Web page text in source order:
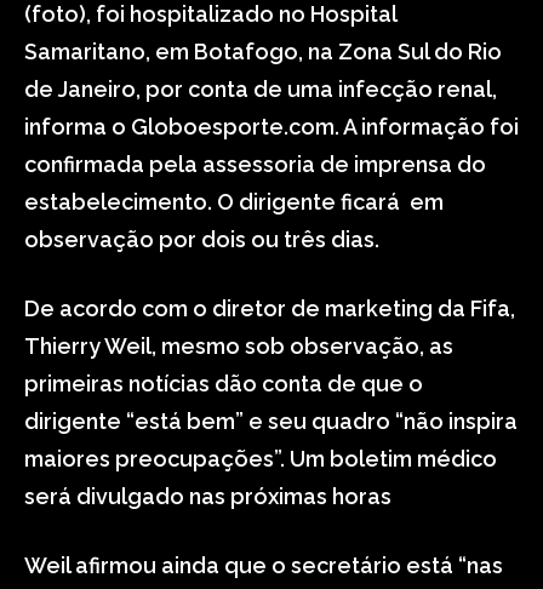
(foto), foi hospitalizado no Hospital
Samaritano, em Botafogo, na Zona Sul do Rio
de Janeiro, por conta de uma infecção renal,
informa o Globoesporte.com. A informação foi
confirmada pela assessoria de imprensa do
estabelecimento. O dirigente ficará em
observação por dois ou três dias.
De acordo com o diretor de marketing da Fifa,
Thierry Weil, mesmo sob observação, as
primeiras notícias dão conta de que o
dirigente “está bem” e seu quadro “não inspira
maiores preocupações”. Um boletim médico
será divulgado nas próximas horas
Weil afirmou ainda que o secretário está “nas